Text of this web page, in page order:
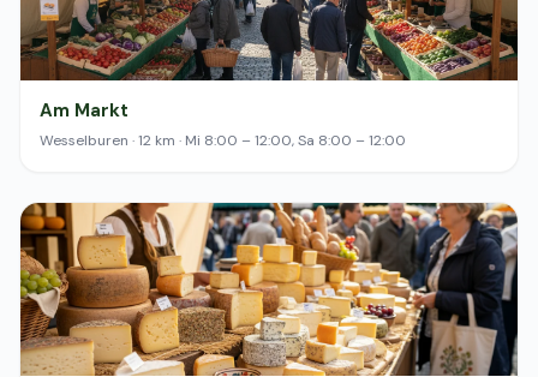
Am Markt
Wesselburen · 12 km · Mi 8:00 – 12:00, Sa 8:00 – 12:00